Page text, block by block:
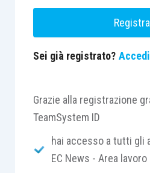
Sei già registrato?
Grazie alla registrazione
TeamSystem ID
hai accesso a tutti gli
EC News - Area lavoro